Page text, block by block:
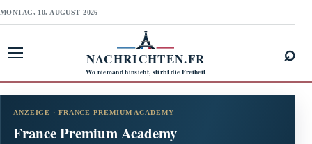
MONTAG, 10. AUGUST 2026
NACHRICHTEN.FR
Wo niemand hinsieht, stirbt die Freiheit
⌕
ANZEIGE · FRANCE PREMIUM ACADEMY
France Premium Academy